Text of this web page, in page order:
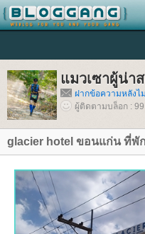
มวเซาผู้น่าส
ฝากข้อความหลังไ
ผู้ติดตามบล็อก :
glacier hotel ขอนแก่น ที่พั